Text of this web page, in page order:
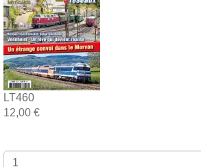
LT460
12,00 €